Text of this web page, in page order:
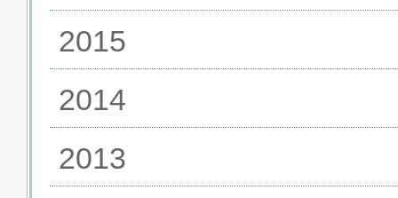
2015
2014
2013